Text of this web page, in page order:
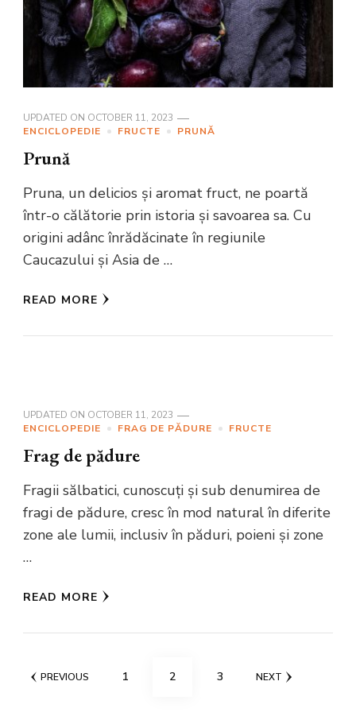
UPDATED ON OCTOBER 11, 2023
ENCICLOPEDIE
FRUCTE PRUNĂ
Prună
Pruna, un delicios și aromat fruct, ne poartă
într-o călătorie prin istoria și savoarea sa. Cu
origini adânc înrădăcinate în regiunile
Caucazului și Asia de …
READ MORE
UPDATED ON OCTOBER 11, 2023
ENCICLOPEDIE
FRAG DE PĂDURE FRUCTE
Frag de pădure
Fragii sălbatici, cunoscuți și sub denumirea de
fragi de pădure, cresc în mod natural în diferite
zone ale lumii, inclusiv în păduri, poieni și zone
…
READ MORE
Posts
PREVIOUS PAGE
1 PAGE
2 PAGE
3 NEXT